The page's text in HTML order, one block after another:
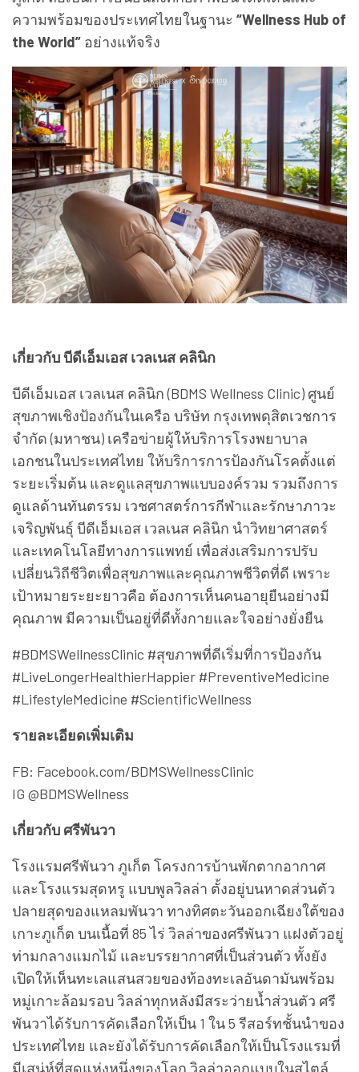
เกี่ยวกับ บีดีเอ็มเอส เวลเนส คลินิก
บีดีเอ็มเอส เวลเนส คลินิก (BDMS Wellness Clinic) ศูนย์
สุขภาพเชิงป้องกันในเครือ บริษัท กรุงเทพดุสิตเวชการ
จำกัด (มหาชน) เครือข่ายผู้ให้บริการโรงพยาบาล
เอกชนในประเทศไทย ให้บริการการป้องกันโรคตั้งแต่
ระยะเริ่มต้น และดูแลสุขภาพแบบองค์รวม รวมถึงการ
ดูแลด้านทันตรรม เวชศาสตร์การกีฬาและรักษาภาวะ
เจริญพันธุ์ บีดีเอ็มเอส เวลเนส คลินิก นำวิทยาศาสตร์
เปลี่ยนวิถีชีวิตเพื่อสุขภาพและคุณภาพชีวิตที่ดี เพราะ
คุณภาพ มีความเป็นอยู่ที่ดีทั้งกายและใจอย่างยั่งยืน
#BDMSWellnessClinic #สุขภาพที่ดีเริ่มที่การป้องกัน
#LiveLongerHealthierHappier #PreventiveMedicine
#LifestyleMedicine #ScientificWellness
รายละเอียดเพิ่มเติม
FB: Facebook.com/BDMSWellnessClinic
IG @BDMSWellness
เกี่ยวกับ ศรีพันวา
โรงแรมศรีพันวา ภูเก็ต โครงการบ้านพักตากอากาศ
และโรงแรมสุดหรู แบบพูลวิลล่า ตั้งอยู่บนหาดส่วนตัว
ปลายสุดของแหลมพันวา ทางทิศตะวันออกเฉียงใต้ของ
เกาะภูเก็ต บนเนื้อที่ 85 ไร่ วิลล่าของศรีพันวา แฝงตัวอยู่
ท่ามกลางแมกไม้ และบรรยากาศที่เป็นส่วนตัว ทั้งยัง
หมู่เกาะล้อมรอบ วิลล่าทุกหลังมีสระว่ายน้ำส่วนตัว ศรี
พันวาได้รับการคัดเลือกให้เป็น 1 ใน 5 รีสอร์ทชั้นนำของ
ประเทศไทย และยังได้รับการคัดเลือกให้เป็นโรงแรมที่
ทรอปิคอลร่วมสมัย ตั้งอยู่เหนือระดับน้ำทะเลสูง
ประมาณ 40 – 60 เมตร มีสิ่งอำนวยความสะดวก และ
กิจกรรมสันทนาการมากมาย สปา เวลเนส ลานโยคะ
ฟิตเนส สนามเทนนิส สระว่ายน้ำขนาดใหญ่ และโซน
ใหม่ล่าสุด “Yaya” ห้องพัก Pool Suite โซนใหม่ 24 ห้อง
พร้อมห้อง convention ความจุ 400 คน รวมถึงรูฟท็อป
แห่งใหม่ TU Bar และ Baba Soul Cafe ที่เพิ่งเปิดให้
บริการ
รายละเอียดเพิ่มเติม